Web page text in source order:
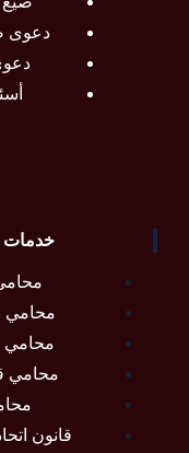
دعوى
خدمات
محامي
محامي
محامي
قانون